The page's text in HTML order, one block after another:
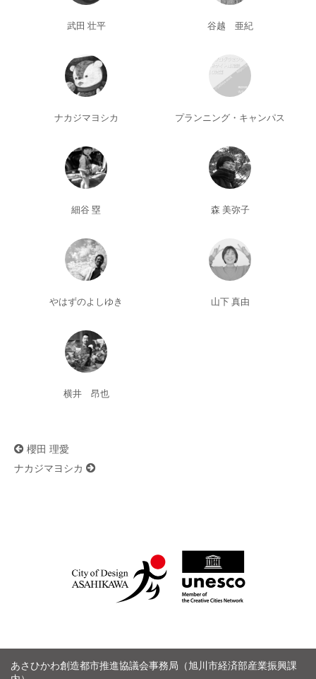
武田 壮平 谷越 亜紀
ナカジマヨシカ プランニング・キャンパス
細谷 塁 森 美弥子
やはずのよしゆき 山下 真由
横井 昂也
投
ナ
櫻田 理愛
ナカジマヨシカ
あさひかわ創造都市推進協議会事務局（旭川市経済部産業振興課